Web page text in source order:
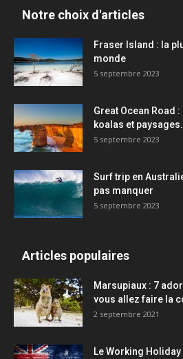
Notre choix d'articles
Fraser Island : la
monde
5 septembre 2023
Great Ocean Road
koalas et
5 septembre 2023
Surf trip en
pas manquer
5 septembre 2023
Articles populaires
Marsupiaux : 7
vous allez faire la
2 septembre 2021
Le Working